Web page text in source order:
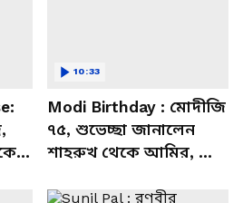
Modi Birthday : মোদীজি
৭৫, শুভেচ্ছা জানালেন
শাহরুখ থেকে আমির, কী
10:33